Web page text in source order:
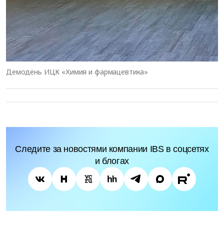
Демодень ИЦК «Химия и фармацевтика»
Следите за новостями компании IBS в соцсетях
и блогах